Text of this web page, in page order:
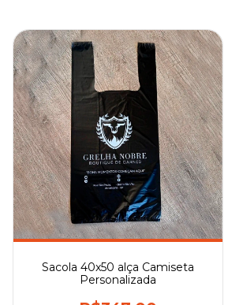
Sacola 40x50 alça Camiseta
Personalizada